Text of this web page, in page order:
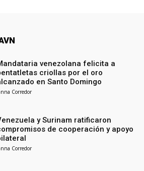
venezolana felicita a
criollas por el oro
en Santo Domingo
Corredor
y Surinam ratificaron
de cooperación y apoyo
Corredor